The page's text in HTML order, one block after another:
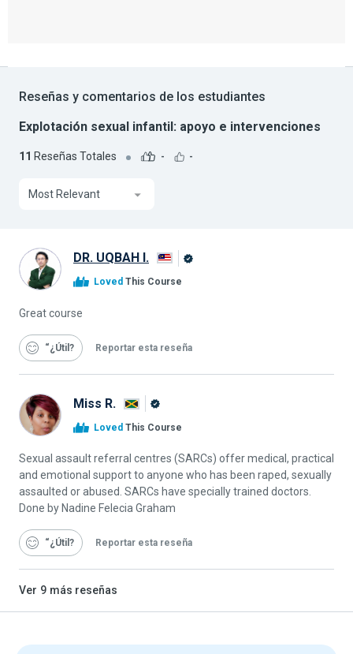
Reseñas y comentarios de los estudiantes
Explotación sexual infantil: apoyo e intervenciones
11 Reseñas Totales - -
Most Relevant
DR. UQBAH I.
Loved This Course
Great course
“¿Útil Reportar esta reseña
Miss R.
Graduado
Alison
Loved This Course
Sexual assault referral centres (SARCs) offer medical, practical
and emotional support to anyone who has been raped, sexually
assaulted or abused. SARCs have specially trained doctors.
Done by Nadine Felecia Graham
“¿Útil Reportar esta reseña
Ver 9 más reseñas